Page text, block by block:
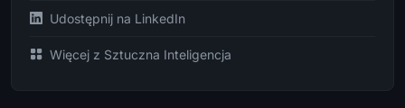
Udostępnij na LinkedIn
Więcej z Sztuczna Inteligencja